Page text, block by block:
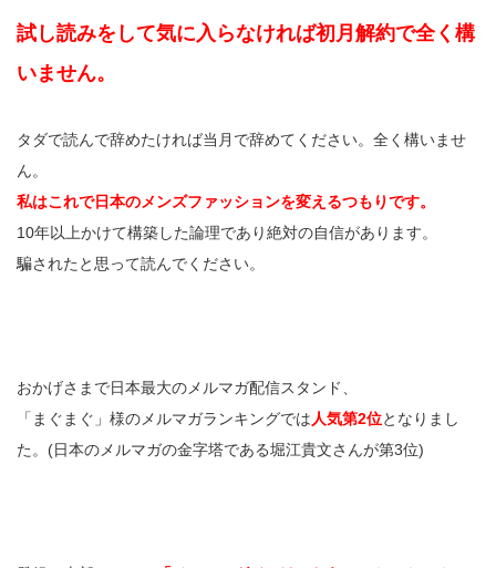
試し読みをして気に入らなければ初月解約で全く構
いません。
タダで読んで辞めたければ当月で辞めてください。全く構いませ
ん。
私はこれで日本のメンズファッションを変えるつもりです。
10年以上かけて構築した論理であり絶対の自信があります。
騙されたと思って読んでください。
おかげさまで日本最大のメルマガ配信スタンド、
「まぐまぐ」様のメルマガランキングでは人気第2位となりまし
た。(日本のメルマガの金字塔である堀江貴文さんが第3位)